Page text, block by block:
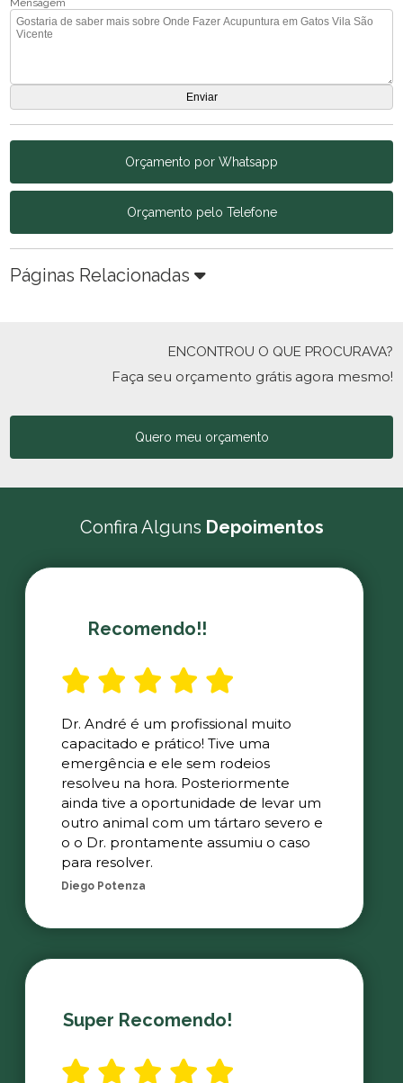
Mensagem
Orçamento por Whatsapp
Orçamento pelo Telefone
Páginas Relacionadas
ENCONTROU O QUE PROCURAVA?
Faça seu orçamento grátis agora mesmo!
Quero meu orçamento
Confira Alguns Depoimentos
Recomendo!!
Dr. André é um profissional muito
capacitado e prático! Tive uma
emergência e ele sem rodeios
resolveu na hora. Posteriormente
ainda tive a oportunidade de levar um
outro animal com um tártaro severo e
o o Dr. prontamente assumiu o caso
para resolver.
Diego Potenza
Super Recomendo!